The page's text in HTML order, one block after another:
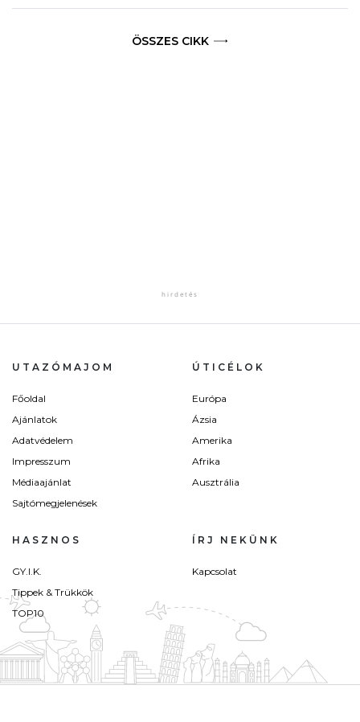
ÖSSZES CIKK
UTAZÓMAJOM
Főoldal
Ajánlatok
Adatvédelem
Impresszum
Médiaajánlat
Sajtómegjelenések
ÚTICÉLOK
Európa
Ázsia
Amerika
Afrika
Ausztrália
HASZNOS
GY.I.K.
Tippek & Trükkök
TOP10
ÍRJ NEKÜNK
Kapcsolat